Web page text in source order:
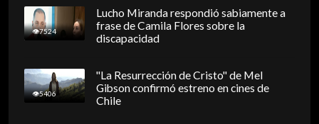
7524
Lucho Miranda respondió sabiamente a
frase de Camila Flores sobre la
discapacidad
5406
"La Resurrección de Cristo" de Mel
Gibson confirmó estreno en cines de
Chile